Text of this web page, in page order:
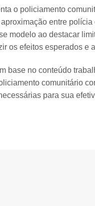
o policiamento
entre
modelo ao destacar
os efeitos esperados e
base no conteúdo
comunitário
para sua